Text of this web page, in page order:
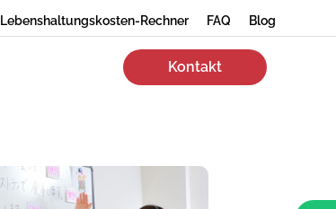
Lebenshaltungskosten-Rechner FAQ Blog
Kontakt